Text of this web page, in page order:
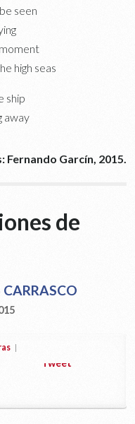
seen
high seas
ship
away
Fernando Garcín, 2015.
de
CARRASCO
|
Tweet